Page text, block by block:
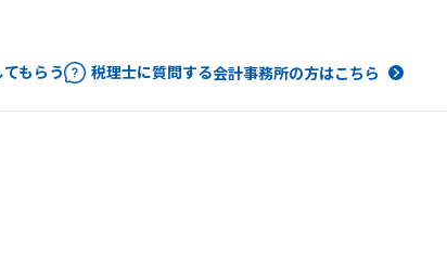
もらう 税理士に質問する会計事務所の方はこちら